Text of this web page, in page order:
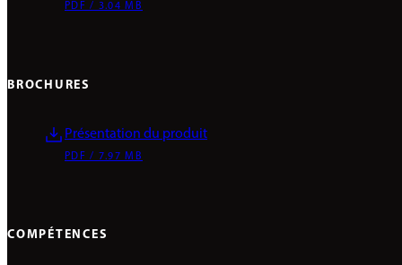
PDF / 3.04 MB
BROCHURES
Présentation du produit
PDF / 7.97 MB
COMPÉTENCES